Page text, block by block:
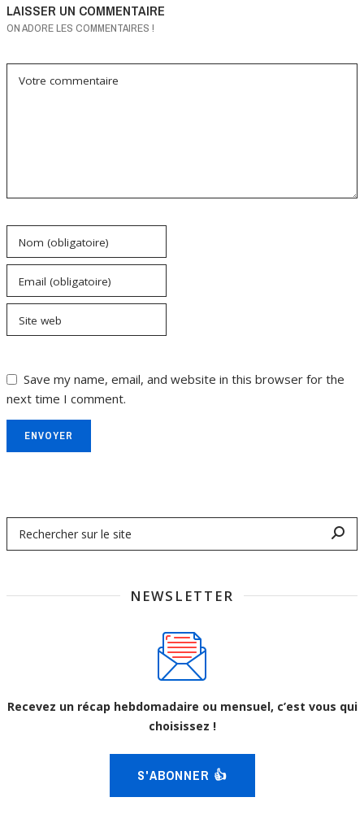
LAISSER UN COMMENTAIRE
ON ADORE LES COMMENTAIRES !
Votre commentaire
Nom (obligatoire)
Email (obligatoire)
Site web
Save my name, email, and website in this browser for the
next time I comment.
ENVOYER
NEWSLETTER
Recevez un récap hebdomadaire ou mensuel, c’est vous qui
choisissez !
S'ABONNER 👍